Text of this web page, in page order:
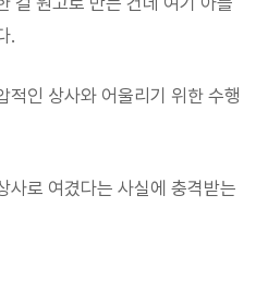
.
적인 상사와 어울리기 위한 수행
사로 여겼다는 사실에 충격받는